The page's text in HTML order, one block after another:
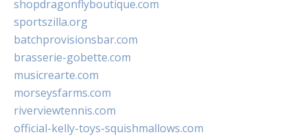
shopdragonflyboutique.com
sportszilla.org
batchprovisionsbar.com
brasserie-gobette.com
musicrearte.com
morseysfarms.com
riverviewtennis.com
official-kelly-toys-squishmallows.com